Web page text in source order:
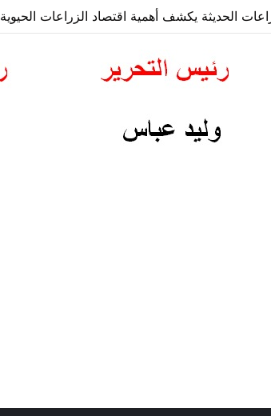
الحديثة يكشف أهمية اقتصاد الزراعات الحيوية